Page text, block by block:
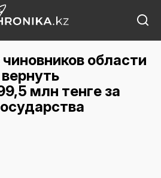
области
млн тенге за